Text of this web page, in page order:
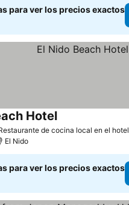
para ver los precios exactos
de cocina local en el hotel
Hotel
El Nido
para ver los precios exactos